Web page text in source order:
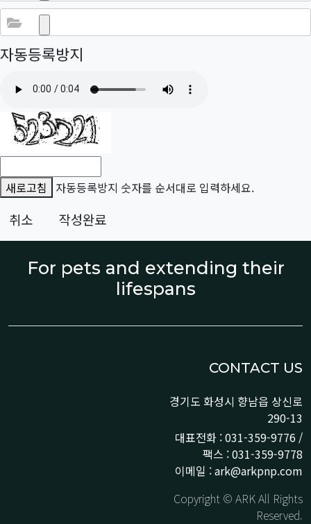
파일 #2
자동등록방지
새로고침 자동등록방지 숫자를 순서대로 입력하세요.
취소 작성완료
For pets and extending their
lifespans
CONTACT US
경기도 화성시 향남읍 상신로
290-13
대표전화 : 031-359-9776 /
팩스 : 031-359-9778
이메일 : ark@arkpnp.com
Copyright © ARK All Rights
Reserved.